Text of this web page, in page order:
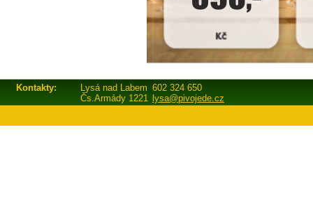
Kontakty: Lysá nad Labem 602 324 650
Čs.Armády 1221 lysa@pivojede.cz